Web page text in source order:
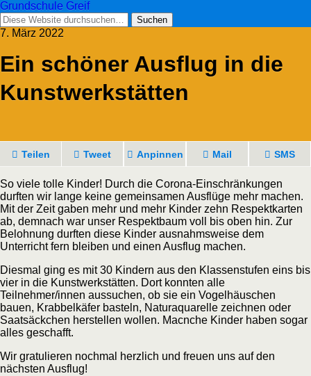
Grundschule Greif
7. März 2022
Ein schöner Ausflug in die
Kunstwerkstätten
Teilen Tweet Anpinnen Mail SMS
So viele tolle Kinder! Durch die Corona-Einschränkungen
durften wir lange keine gemeinsamen Ausflüge mehr machen.
Mit der Zeit gaben mehr und mehr Kinder zehn Respektkarten
ab, demnach war unser Respektbaum voll bis oben hin. Zur
Belohnung durften diese Kinder ausnahmsweise dem
Unterricht fern bleiben und einen Ausflug machen.
Diesmal ging es mit 30 Kindern aus den Klassenstufen eins bis
vier in die Kunstwerkstätten. Dort konnten alle
Teilnehmer/innen aussuchen, ob sie ein Vogelhäuschen
bauen, Krabbelkäfer basteln, Naturaquarelle zeichnen oder
Saatsäckchen herstellen wollen. Macnche Kinder haben sogar
alles geschafft.
Wir gratulieren nochmal herzlich und freuen uns auf den
nächsten Ausflug!